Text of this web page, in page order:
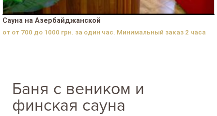
Сауна на Азербайджанской
от от 700 до 1000 грн. за один час. Минимальный заказ 2 часа
Баня с веником и
финская сауна